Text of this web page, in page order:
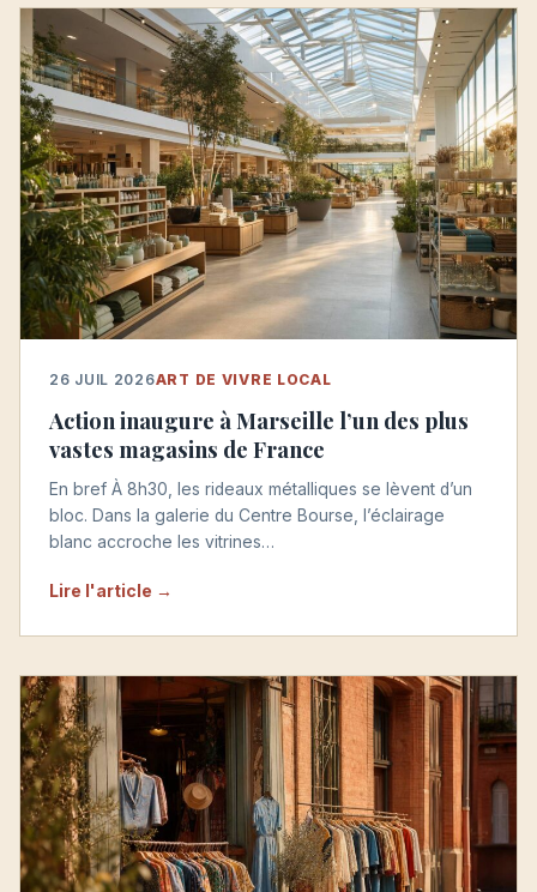
26 JUIL 2026ART DE VIVRE LOCAL
Action inaugure à Marseille l’un des plus
vastes magasins de France
En bref À 8h30, les rideaux métalliques se lèvent d’un
bloc. Dans la galerie du Centre Bourse, l’éclairage
blanc accroche les vitrines…
Lire l'article →